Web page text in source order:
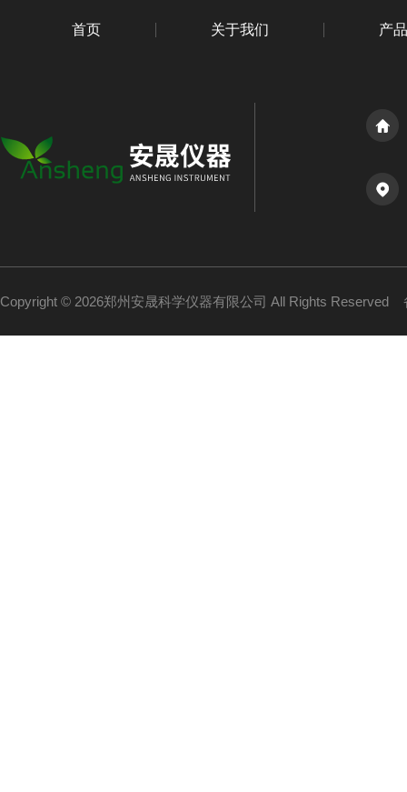
首页 关于我们 产
Copyright © 2026郑州安晟科学仪器有限公司 All Rights Reserved